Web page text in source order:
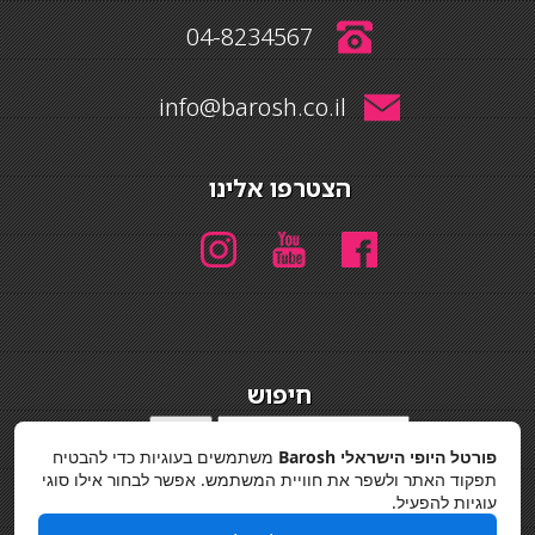
04-8234567
info@barosh.co.il
הצטרפו אלינו
חיפוש
מדיניות פרטיות
פורטל היופי הישראלי Barosh
משתמשים בעוגיות כדי להבטיח
תפקוד האתר ולשפר את חוויית המשתמש. אפשר לבחור אילו סוגי
עוגיות להפעיל.